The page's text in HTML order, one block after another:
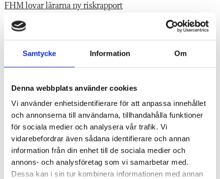
Samtycke Information Om
Denna webbplats använder cookies
Vi använder enhetsidentifierare för att anpassa innehållet
och annonserna till användarna, tillhandahålla funktioner
för sociala medier och analysera vår trafik. Vi
vidarebefordrar även sådana identifierare och annan
information från din enhet till de sociala medier och
annons- och analysföretag som vi samarbetar med.
Dessa kan i sin tur kombinera informationen med annan
FHM lovar lärarna ny riskrapport
Läraren Carina fick stroke av jobbet: ”Tänkte nu dör jag”
Taggar: Coronaviruset
"
Annons"